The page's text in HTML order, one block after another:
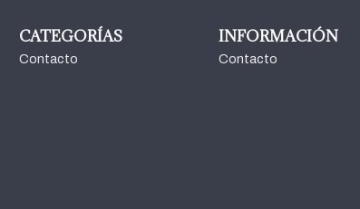
CATEGORÍAS
Contacto
INFORMACIÓN
Contacto